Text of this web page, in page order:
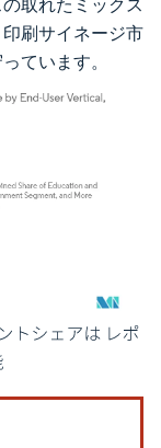
取れたミックス
刷サイネージ市
ています。
示が必要です。